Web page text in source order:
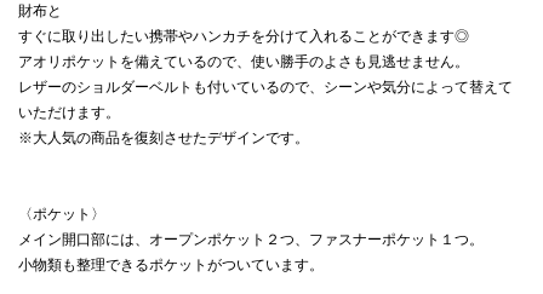
財布と
すぐに取り出したい携帯やハンカチを分けて入れることができます◎
アオリポケットを備えているので、使い勝手のよさも見逃せません。
レザーのショルダーベルトも付いているので、シーンや気分によって替えて
いただけます。
※大人気の商品を復刻させたデザインです。
〈ポケット〉
メイン開口部には、オープンポケット２つ、ファスナーポケット１つ。
小物類も整理できるポケットがついています。